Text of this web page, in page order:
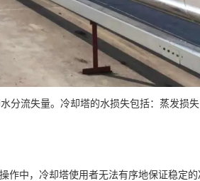
分流失量。冷却塔的水损失包括：蒸发损
作中，冷却塔使用者无法有序地保证稳定